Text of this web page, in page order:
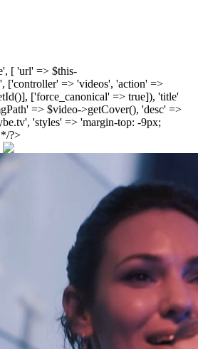
[ 'url' => $this-
['controller' => 'videos', 'action' =>
['force_canonical' => true]), 'title'
=> $video->getCover(), 'desc' =>
'styles' => 'margin-top: -9px;
?>